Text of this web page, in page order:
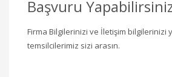
Başvuru
Firma Bilgilerinizi ve İletişim bilgilerinizi
temsilcilerimiz sizi arasın.